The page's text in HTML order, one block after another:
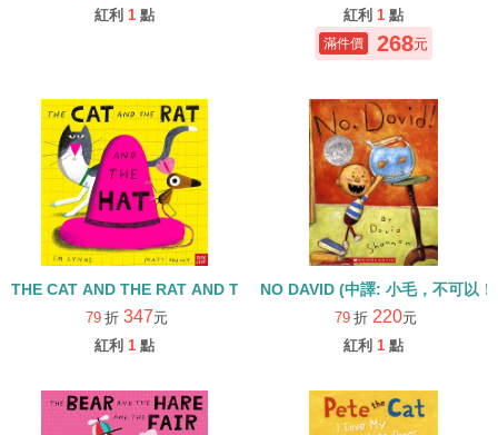
紅利 1 點
紅利 1 點
268元
THE CAT AND THE RAT AND THE HAT/書+QR code/繪本+線上音檔
79 折 347元
紅利 1 點
NO DAVID (中譯: 小毛，不可以！
79 折 220元
紅利 1 點